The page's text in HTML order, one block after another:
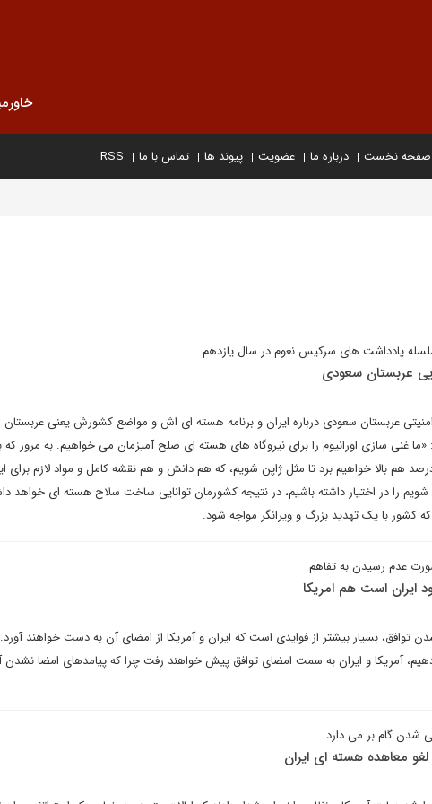
صفحه نخست درباره ما عضویت پیوند ها تماس با ما RSS
یادداشت های سرکیس نعوم در سال یازدهم
عربستان سعودی
عربستان سعودی درباره ایران و برنامه هسته ای اش و مواضع کشورش یعنی عربستان
«ما غنی سازی اورانیوم را برای نیروگاه های هسته ای صلح آمیزمان می خواهیم. به مرور که
اورانیوم را تا ۹۰درصد هم بالا خواهیم برد تا مثل ژاپن شویم، که هم دانش و هم نقشه کامل و مواد لازم
را در اختیار داشته باشیم، در نتیجه کشورمان توانایی ساخت سلاح هسته ای خواهد
کشور با یک تهدید بزرگ و ویرانگر مواجه شود.
عدم رسیدن به تفاهم
ایران است هم امریکا
توافق، بسیار بیشتر از فوایدی است که ایران و آمریکا از امضای آن به دست خواهند
آمریکا و ایران به سمت امضای توافق پیش خواهند رفت چرا که پیامدهای امضا نشدن
شدن گام بر می دارد
معاهده هسته ای ایران